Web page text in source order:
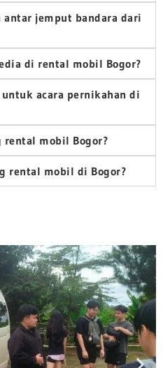
antar jemput bandara dari
di rental mobil Bogor?
acara pernikahan di
rental mobil Bogor?
rental mobil di Bogor?